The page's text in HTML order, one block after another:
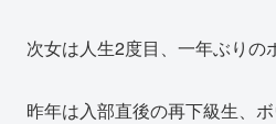
次女は人生2度目、一年ぶりの
昨年は入部直後の再下級生、